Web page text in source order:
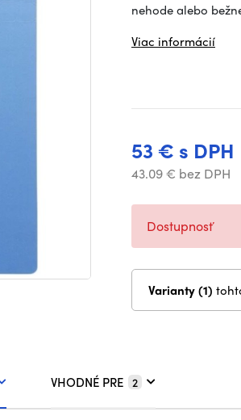
nehode alebo
Viac informácií
53 € s DPH
43.09 € bez DPH
Dostupnosť
Varianty (1)
VHODNÉ PRE 2